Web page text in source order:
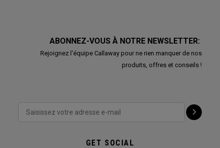
ABONNEZ-VOUS À NOTRE NEWSLETTER:
Rejoignez l'équipe Callaway pour ne rien manquer de nos
produits, offres et conseils !
GET SOCIAL